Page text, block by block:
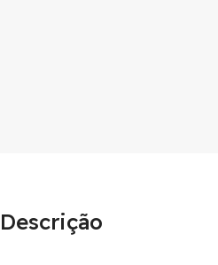
Descrição